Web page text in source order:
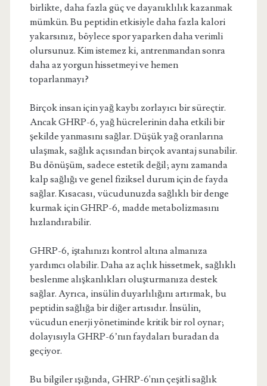
birlikte, daha fazla güç ve dayanıklılık kazanmak
mümkün. Bu peptidin etkisiyle daha fazla kalori
yakarsınız, böylece spor yaparken daha verimli
olursunuz. Kim istemez ki, antrenmandan sonra
daha az yorgun hissetmeyi ve hemen
toparlanmayı?
Birçok insan için yağ kaybı zorlayıcı bir süreçtir.
Ancak GHRP-6, yağ hücrelerinin daha etkili bir
şekilde yanmasını sağlar. Düşük yağ oranlarına
ulaşmak, sağlık açısından birçok avantaj sunabilir.
Bu dönüşüm, sadece estetik değil; aynı zamanda
kalp sağlığı ve genel fiziksel durum için de fayda
sağlar. Kısacası, vücudunuzda sağlıklı bir denge
kurmak için GHRP-6, madde metabolizmasını
hızlandırabilir.
GHRP-6, iştahınızı kontrol altına almanıza
yardımcı olabilir. Daha az açlık hissetmek, sağlıklı
beslenme alışkanlıkları oluşturmanıza destek
sağlar. Ayrıca, insülin duyarlılığını artırmak, bu
peptidin sağlığa bir diğer artısıdır. İnsülin,
vücudun enerji yönetiminde kritik bir rol oynar;
dolayısıyla GHRP-6’nın faydaları buradan da
geçiyor.
Bu bilgiler ışığında, GHRP-6'nın çeşitli sağlık